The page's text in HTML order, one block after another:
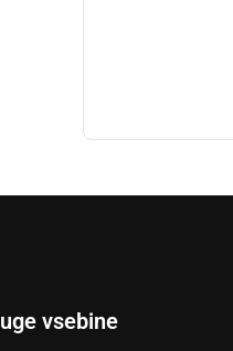
vsebine